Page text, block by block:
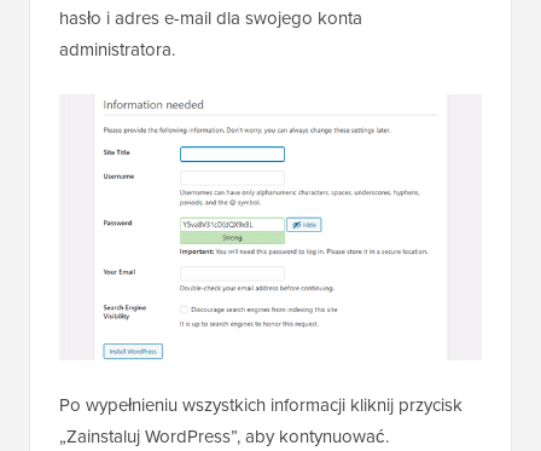
hasło i adres e-mail dla swojego konta
administratora.
Po wypełnieniu wszystkich informacji kliknij przycisk
„Zainstaluj WordPress”, aby kontynuować.